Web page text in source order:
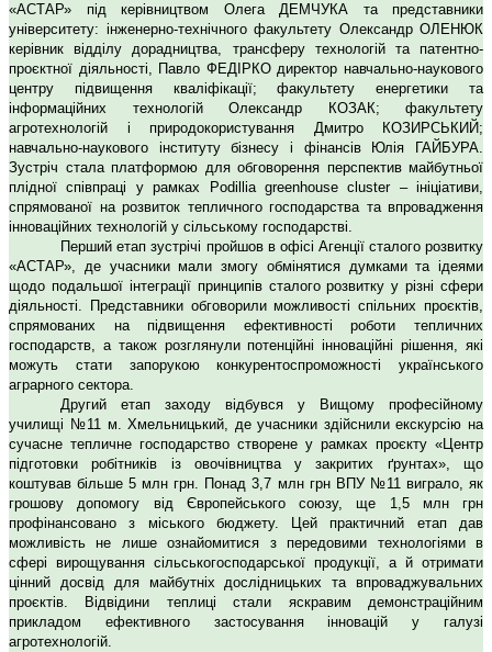
«АСТАР» під керівництвом Олега ДЕМЧУКА та представники
університету: інженерно-технічного факультету Олександр ОЛЕНЮК
керівник відділу дорадництва, трансферу технологій та патентно-
проєктної діяльності, Павло ФЕДІРКО директор навчально-наукового
центру підвищення кваліфікації; факультету енергетики та
інформаційних технологій Олександр КОЗАК; факультету
агротехнологій і природокористування Дмитро КОЗИРСЬКИЙ;
навчально-наукового інституту бізнесу і фінансів Юлія ГАЙБУРА.
Зустріч стала платформою для обговорення перспектив майбутньої
плідної співпраці у рамках Podillia greenhouse cluster – ініціативи,
спрямованої на розвиток тепличного господарства та впровадження
інноваційних технологій у сільському господарстві.
Перший етап зустрічі пройшов в офісі Агенції сталого розвитку
«АСТАР», де учасники мали змогу обмінятися думками та ідеями
щодо подальшої інтеграції принципів сталого розвитку у різні сфери
діяльності. Представники обговорили можливості спільних проєктів,
спрямованих на підвищення ефективності роботи тепличних
господарств, а також розглянули потенційні інноваційні рішення, які
можуть стати запорукою конкурентоспроможності українського
аграрного сектора.
Другий етап заходу відбувся у Вищому професійному
училищі №11 м. Хмельницький, де учасники здійснили екскурсію на
сучасне тепличне господарство створене у рамках проєкту «Центр
підготовки робітників із овочівництва у закритих ґрунтах», що
коштував більше 5 млн грн. Понад 3,7 млн грн ВПУ №11 виграло, як
грошову допомогу від Європейського союзу, ще 1,5 млн грн
профінансовано з міського бюджету. Цей практичний етап дав
можливість не лише ознайомитися з передовими технологіями в
сфері вирощування сільськогосподарської продукції, а й отримати
цінний досвід для майбутніх дослідницьких та впроваджувальних
проєктів. Відвідини теплиці стали яскравим демонстраційним
прикладом ефективного застосування інновацій у галузі
агротехнологій.